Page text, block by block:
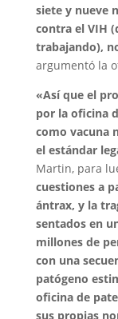
siete y nueve
contra el VIH
trabajando),
argumentó la
«Así que el
por la oficina
como vacuna
el estándar
Martin, para
cuestiones a
ántrax, y la
sentados en
millones de
con una
patógeno
oficina de
sus propias